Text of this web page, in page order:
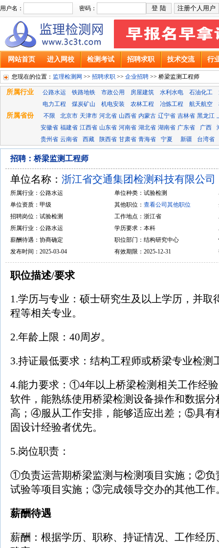
用户名： 密码：
网站首页 进入网校 检测考试 招聘求职 技术交流 行
您现在的位置： 监理检测网 >> 招聘求职 >> 企业招聘 >> 桥梁监测工程师
所属行业 公路水运 铁路地铁 市政公用 房屋建筑 水利水电 石油化工
电力工程
煤炭矿山 机电安装 农林工程 冶炼工程 航天航空
所属省份 不限 北京市 天津市 河北省 山西省 内蒙古 辽宁省 吉林省 黑龙江
安徽省 福建省 江西省 山东省 河南省 湖北省 湖南省 广东省 广西
贵州省 云南省 西藏 陕西省 甘肃省 青海省 宁夏 新疆 台湾省
招聘：桥梁监测工程师
单位名称： 浙江省交通集团检测科技有限公司
所属行业：公路水运 单位种类：试验检测
单位资质：甲级
其他职位： 查看公司其他职位
招聘岗位：试验检测
工作地点：浙江省
所属行业：公路水运
学历要求：本科
薪酬待遇：协商确定
职位部门：结构研究中心
发布时间：2025-03-04
有效期限：2025-12-31
职位描述/要求
1.学历与专业：硕士研究生及以上学历，并
程等相关专业。
2.年龄上限：40周岁。
3.持证最低要求：结构工程师或桥梁专业检测
4.能力要求：①4年以上桥梁检测相关工作经
软件，能熟练使用桥梁检测设备操作和数据
高；④服从工作安排，能够适应出差；⑤具有
固设计经验者优先。
5.岗位职责：
①负责运营期桥梁监测与检测项目实施；②负
试验等项目实施；③完成领导交办的其他工作
薪酬待遇
薪酬：根据学历、职称、持证情况、工作经